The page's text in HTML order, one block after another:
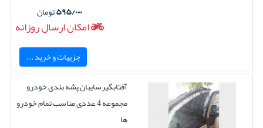
۵۹۵/۰۰۰تومان
امکان ارسال روزانه
جزییات و خرید ...
آفتابگیرسایبان پشه بندی خودرو
مجموعه 4 عددی مناسب تمام خودرو
ها